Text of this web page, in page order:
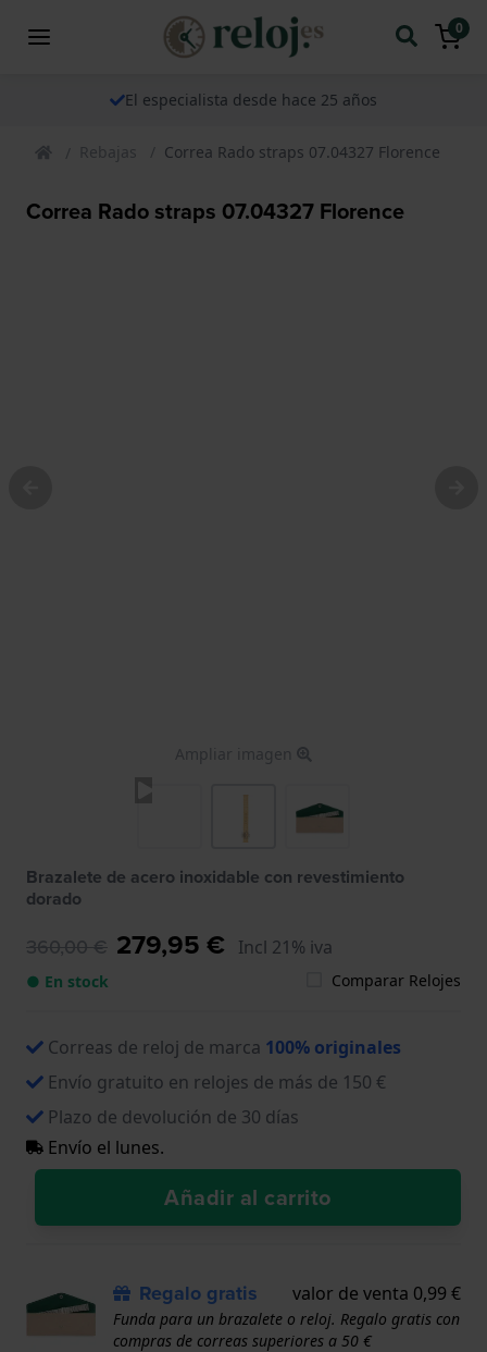
0
El especialista desde hace 25 años
Rebajas Correa Rado straps 07.04327 Florence
Correa Rado straps 07.04327 Florence
Ampliar imagen
Brazalete de acero inoxidable con revestimiento
dorado
360,00 € 279,95 € Incl 21% iva
● En stock Comparar Relojes
Correas de reloj de marca 100% originales
Envío gratuito en relojes de más de 150 €
Plazo de devolución de 30 días
Envío el lunes.
Añadir al carrito
Regalo gratis valor de venta 0,99 €
Funda para un brazalete o reloj. Regalo gratis con
compras de correas superiores a 50 €